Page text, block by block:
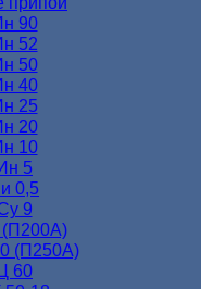
90
52
50
40
25
20
10
5
0,5
9
(П250А)
60